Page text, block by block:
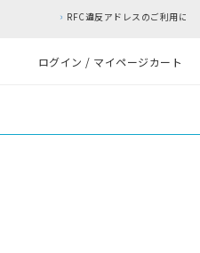
RFC違反アドレスのご利用について
ログイン / マイページカート